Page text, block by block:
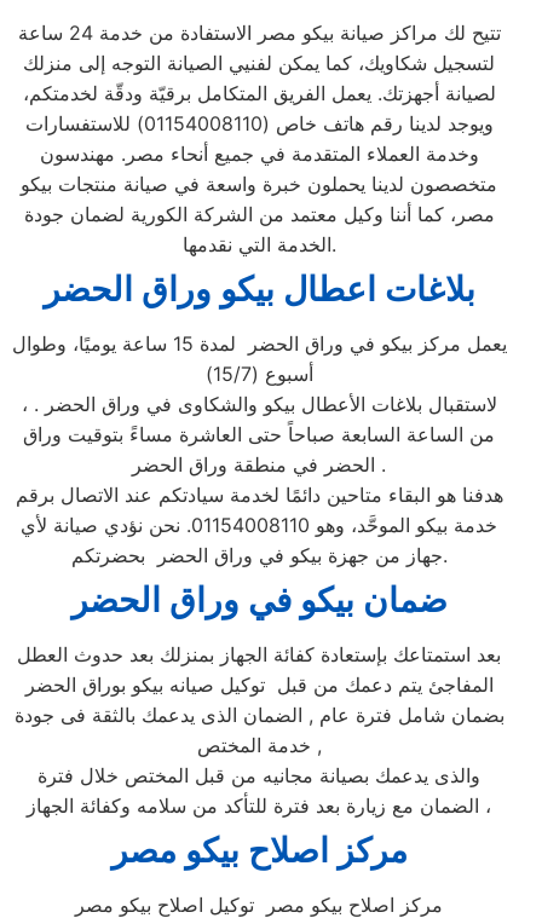
تتيح لك مراكز صيانة بيكو مصر الاستفادة من خدمة 24 ساعة
لتسجيل شكاويك، كما يمكن لفنيي الصيانة التوجه إلى منزلك
لصيانة أجهزتك. يعمل الفريق المتكامل برقيّة ودقّة لخدمتكم،
ويوجد لدينا رقم هاتف خاص (01154008110) للاستفسارات
وخدمة العملاء المتقدمة في جميع أنحاء مصر. مهندسون
متخصصون لدينا يحملون خبرة واسعة في صيانة منتجات بيكو
مصر، كما أننا وكيل معتمد من الشركة الكورية لضمان جودة
الخدمة التي نقدمها.
بلاغات اعطال بيكو وراق الحضر
يعمل مركز بيكو في وراق الحضر لمدة 15 ساعة يوميًا، وطوال
أسبوع (15/7)
، لاستقبال بلاغات الأعطال بيكو والشكاوى في وراق الحضر .
من الساعة السابعة صباحاً حتى العاشرة مساءً بتوقيت وراق
الحضر في منطقة وراق الحضر .
هدفنا هو البقاء متاحين دائمًا لخدمة سيادتكم عند الاتصال برقم
خدمة بيكو الموحَّد، وهو 01154008110. نحن نؤدي صيانة لأي
جهاز من جهزة بيكو في وراق الحضر بحضرتكم.
ضمان بيكو في وراق الحضر
بعد استمتاعك بإستعادة كفائة الجهاز بمنزلك بعد حدوث العطل
المفاجئ يتم دعمك من قبل توكيل صيانه بيكو بوراق الحضر
بضمان شامل فترة عام , الضمان الذى يدعمك بالثقة فى جودة
خدمة المختص ,
والذى يدعمك بصيانة مجانيه من قبل المختص خلال فترة
الضمان مع زيارة بعد فترة للتأكد من سلامه وكفائة الجهاز ،
مركز اصلاح بيكو مصر
مركز اصلاح بيكو مصر توكيل اصلاح بيكو مصر